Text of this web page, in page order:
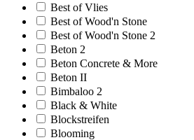
Best of Vlies
Best of Wood'n Stone
Best of Wood'n Stone 2
Beton 2
Beton Concrete & More
Beton II
Bimbaloo 2
Black & White
Blockstreifen
Blooming